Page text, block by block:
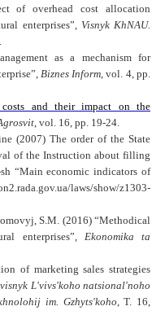
of overhead cost allocation
enterprises”, Visnyk KhNAU.
as a mechanism for
Biznes Inform,vol. 4, pp.
costs and their impact on the
, vol. 16, pp. 19-24.
(2007) The order of the State
of the Instruction about filling
“Main economic indicators of
laws/show/z1303-
,S.M. (2016) “Methodical
enterprises”, Ekonomika ta
of marketing sales strategies
L'vivs'koho natsional'noho
im. Gzhyts'koho, T. 16,